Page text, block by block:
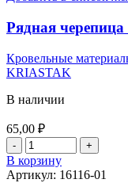
Рядная
Кровельные
KRIASTAK
В наличии
65,00 ₽
В корзину
Артикул: 16116-01